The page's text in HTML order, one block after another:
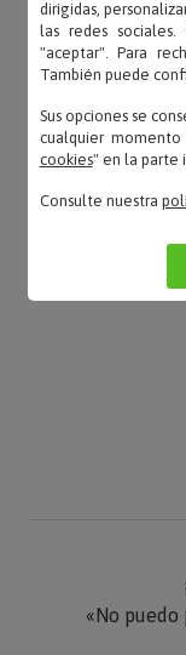
«No
dirigidas,
las redes
"aceptar". Para
También puede
Sus opciones se
cualquier
cookies" en la parte
Consulte nuestra